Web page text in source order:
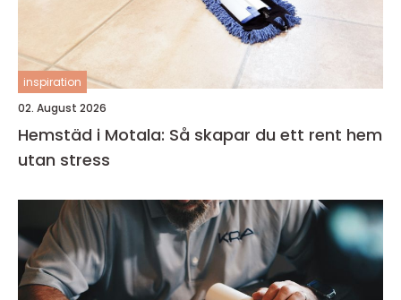
inspiration
02. August 2026
Hemstäd i Motala: Så skapar du ett rent hem
utan stress